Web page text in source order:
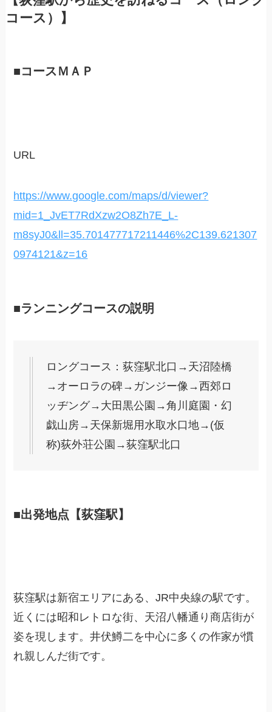
コース）】
■コースＭＡＰ
URL
https://www.google.com/maps/d/viewer?
mid=1_JvET7RdXzw2O8Zh7E_L-
m8syJ0&ll=35.701477717211446%2C139.621307
0974121&z=16
■ランニングコースの説明
ロングコース：荻窪駅北口→天沼陸橋
→オーロラの碑→ガンジー像→西郊ロ
ッヂング→大田黒公園→角川庭園・幻
戯山房→天保新堀用水取水口地→(仮
称)荻外荘公園→荻窪駅北口
■出発地点【荻窪駅】
荻窪駅は新宿エリアにある、JR中央線の駅です。
近くには昭和レトロな街、天沼八幡通り商店街が
姿を現します。井伏鱒二を中心に多くの作家が慣
れ親しんだ街です。